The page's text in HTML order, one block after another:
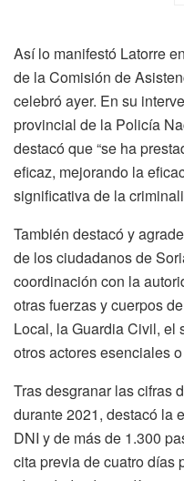
Así lo manifestó Latorre
de la Comisión de
celebró ayer. En su
provincial de la Policía
destacó que “se ha
eficaz, mejorando la
significativa de la
También destacó y
de los ciudadanos de
coordinación con la
otras fuerzas y cuerpos
Local, la Guardia Civil, el
otros actores esenciales
Tras desgranar las cifras
durante 2021, destacó la
DNI y de más de 1.300
cita previa de cuatro días